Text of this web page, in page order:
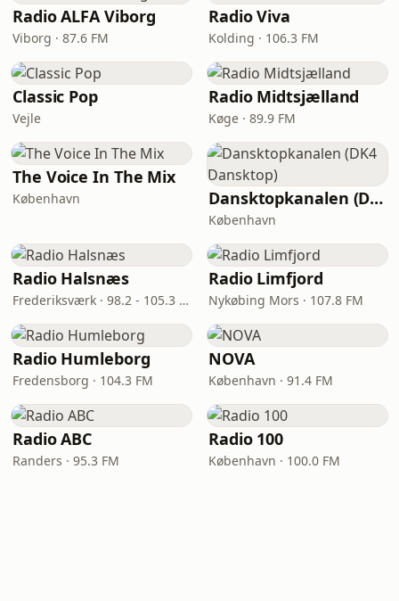
Radio ALFA Viborg
Viborg · 87.6 FM
Radio Viva
Kolding · 106.3 FM
Classic Pop
Vejle
Radio Midtsjælland
Køge · 89.9 FM
The Voice In The Mix
København Dansktopkanalen (DK4 Dansktop)
København
Radio Halsnæs
Frederiksværk · 98.2 - 105.3 FM
Radio Limfjord
Nykøbing Mors · 107.8 FM
Radio Humleborg
Fredensborg · 104.3 FM
NOVA
København · 91.4 FM
Radio ABC
Randers · 95.3 FM
Radio 100
København · 100.0 FM